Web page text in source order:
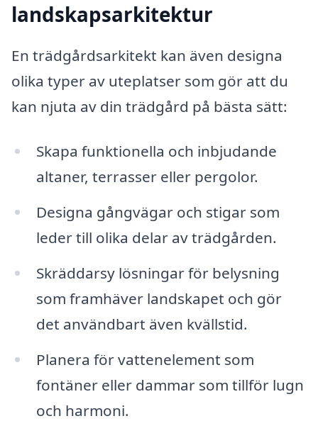
landskapsarkitektur
En trädgårdsarkitekt kan även designa
olika typer av uteplatser som gör att du
kan njuta av din trädgård på bästa sätt:
Skapa funktionella och inbjudande
altaner, terrasser eller pergolor.
Designa gångvägar och stigar som
leder till olika delar av trädgården.
Skräddarsy lösningar för belysning
som framhäver landskapet och gör
det användbart även kvällstid.
Planera för vattenelement som
fontäner eller dammar som tillför lugn
och harmoni.